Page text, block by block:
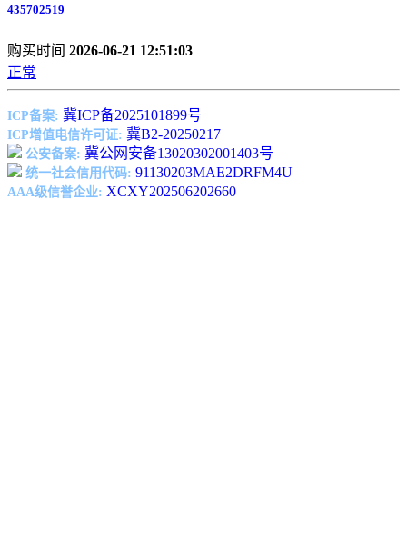
435702519
购买时间 2026-06-21 12:51:03
正常
ICP备案: 冀ICP备2025101899号
ICP增值电信许可证: 冀B2-20250217
公安备案: 冀公网安备13020302001403号
统一社会信用代码: 91130203MAE2DRFM4U
AAA级信誉企业: XCXY202506202660